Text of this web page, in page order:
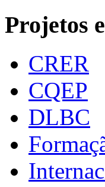
Projetos
CRER
CQEP
DLBC